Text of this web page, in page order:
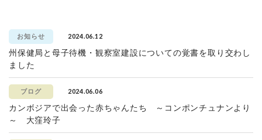
お知らせ 2024.06.12
州保健局と母子待機・観察室建設についての覚書を取り交わし
ました
ブログ 2024.06.06
カンボジアで出会った赤ちゃんたち ～コンポンチュナンより
～ 大窪玲子